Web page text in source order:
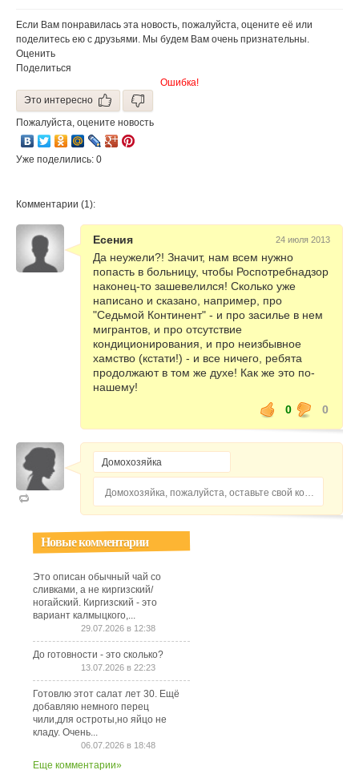
рестораны
Если Вам понравилась эта новость, пожалуйста, оцените её или
поделитесь ею с друзьями. Мы будем Вам очень признательны.
Оценить
Поделиться
Ошибка!
Это интересно
Пожалуйста, оцените новость
Уже поделились: 0
Комментарии (1):
Есения 24 июля 2013
Да неужели?! Значит, нам всем нужно
попасть в больницу, чтобы Роспотребнадзор
наконец-то зашевелился! Сколько уже
написано и сказано, например, про
"Седьмой Континент" - и про засилье в нем
мигрантов, и про отсутствие
кондиционирования, и про неизбывное
хамство (кстати!) - и все ничего, ребята
продолжают в том же духе! Как же это по-
нашему!
0
0
Домохозяйка, пожалуйста, оставьте свой комментарий...
Новые комментарии
Это описан обычный чай со
сливками, а не киргизский/
ногайский. Киргизский - это
вариант калмыцкого,...
29.07.2026 в 12:38
До готовности - это сколько?
13.07.2026 в 22:23
Готовлю этот салат лет 30. Ещё
добавляю немного перец
чили,для остроты,но яйцо не
кладу. Очень...
06.07.2026 в 18:48
Еще комментарии»